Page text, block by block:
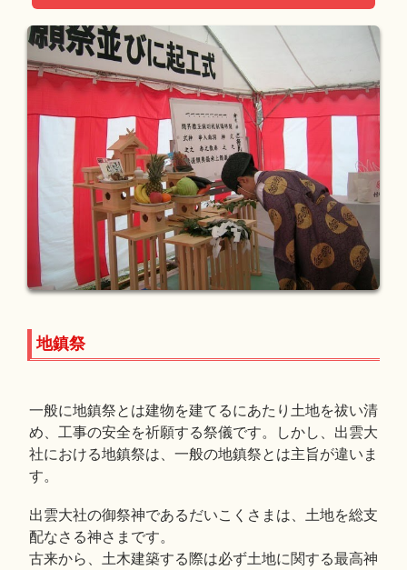
地鎮祭
一般に地鎮祭とは建物を建てるにあたり土地を祓い清
め、工事の安全を祈願する祭儀です。しかし、出雲大
社における地鎮祭は、一般の地鎮祭とは主旨が違いま
す。
出雲大社の御祭神であるだいこくさまは、土地を総支
配なさる神さまです。
古来から、土木建築する際は必ず土地に関する最高神